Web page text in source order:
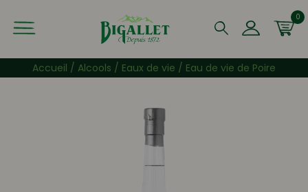
Que recherchez-vous ?
0
Accueil / Alcools / Eaux de vie / Eau de vie de Poire